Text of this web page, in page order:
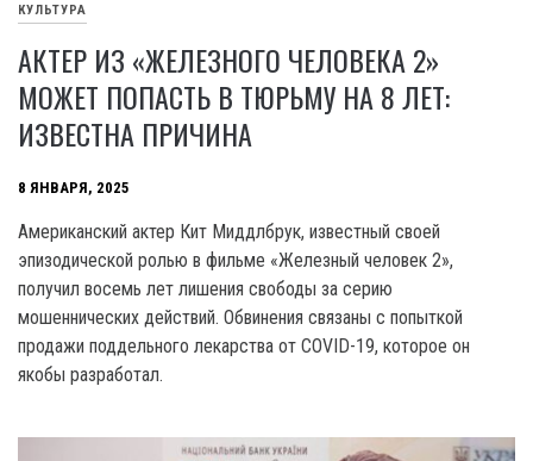
КУЛЬТУРА
АКТЕР ИЗ «ЖЕЛЕЗНОГО ЧЕЛОВЕКА 2»
МОЖЕТ ПОПАСТЬ В ТЮРЬМУ НА 8 ЛЕТ:
ИЗВЕСТНА ПРИЧИНА
8 ЯНВАРЯ, 2025
Американский актер Кит Миддлбрук, известный своей
эпизодической ролью в фильме «Железный человек 2»,
получил восемь лет лишения свободы за серию
мошеннических действий. Обвинения связаны с попыткой
продажи поддельного лекарства от COVID-19, которое он
якобы разработал.